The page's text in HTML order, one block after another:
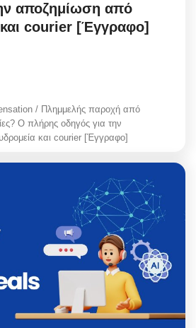
αποζημίωση από
courier [Έγγραφο]
/ Πλημμελής παροχή από
Ο πλήρης οδηγός για την
και courier [Έγγραφο]